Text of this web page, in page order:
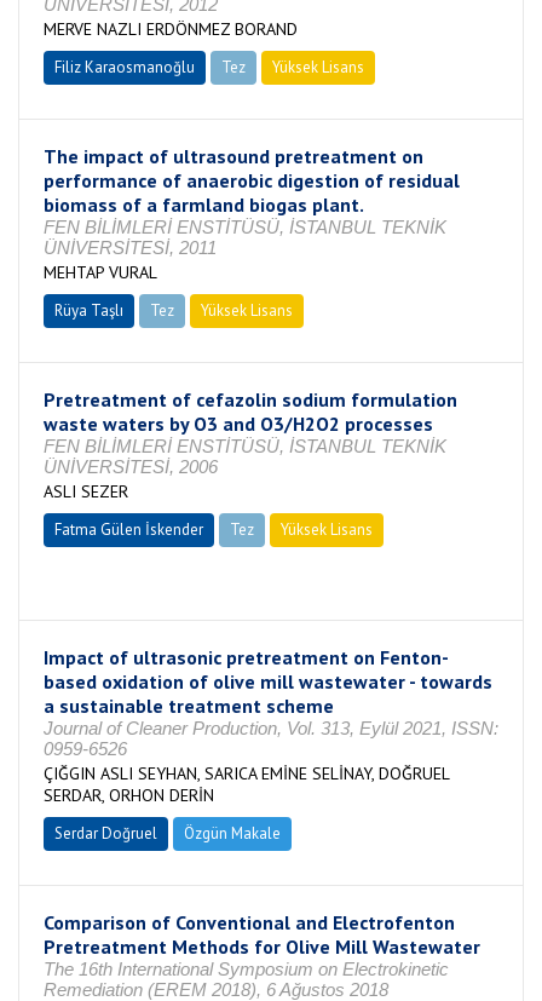
ÜNİVERSİTESİ, 2012
MERVE NAZLI ERDÖNMEZ BORAND
Filiz Karaosmanoğlu Tez Yüksek Lisans
The impact of ultrasound pretreatment on
performance of anaerobic digestion of residual
biomass of a farmland biogas plant.
FEN BİLİMLERİ ENSTİTÜSÜ, İSTANBUL TEKNİK
ÜNİVERSİTESİ, 2011
MEHTAP VURAL
Rüya Taşlı Tez Yüksek Lisans
Pretreatment of cefazolin sodium formulation
waste waters by O3 and O3/H2O2 processes
FEN BİLİMLERİ ENSTİTÜSÜ, İSTANBUL TEKNİK
ÜNİVERSİTESİ, 2006
ASLI SEZER
Fatma Gülen İskender Tez
Yüksek Lisans
Impact of ultrasonic pretreatment on Fenton-
based oxidation of olive mill wastewater - towards
a sustainable treatment scheme
Journal of Cleaner Production, Vol. 313, Eylül 2021, ISSN:
0959-6526
ÇIĞGIN ASLI SEYHAN, SARICA EMİNE SELİNAY, DOĞRUEL
SERDAR, ORHON DERİN
Serdar Doğruel Özgün Makale
Comparison of Conventional and Electrofenton
Pretreatment Methods for Olive Mill Wastewater
The 16th International Symposium on Electrokinetic
Remediation (EREM 2018), 6 Ağustos 2018